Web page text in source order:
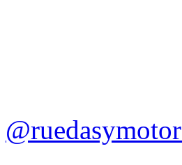
@ruedasymotor